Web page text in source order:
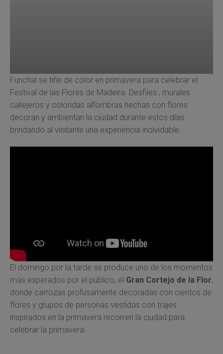
Funchal se tiñe de color en primavera para celebrar el
Festival de las Flores de Madeira. Desfiles , murales
callejeros y coloridas alfombras hechas con flores
decoran y ambientan la ciudad durante estos días
brindando al visitante una experiencia inolvidable.
El domingo por la tarde se produce uno de los momentos
más esperados por el público, el Gran Cortejo de la Flor,
donde carrozas profusamente decoradas con cientos de
flores y grupos de personas vestidas con trajes
inspirados en la primavera recorren la ciudad para
celebrar la primavera.